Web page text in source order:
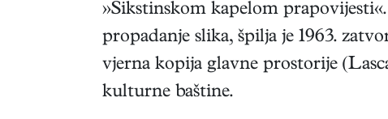
»Sikstinskom kapelom
propadanje slika, špilja je 1963.
vjerna kopija glavne prostorije
kulturne baštine.